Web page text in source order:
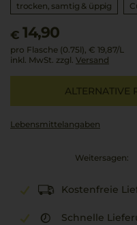
trocken, samtig & üppig
€ 14,90
pro Flasche (0.75l), € 19,87/L
inkl. MwSt. zzgl. Versand
ALTERNATIVE
Lebensmittel­angaben
Weitersagen:
Kostenfreie
Schnelle